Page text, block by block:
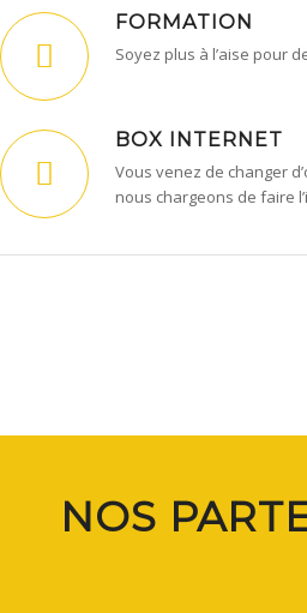
FORMATION
Soyez plus à l’aise pour
BOX INTERNET
Vous venez de changer
nous chargeons de faire
NOS